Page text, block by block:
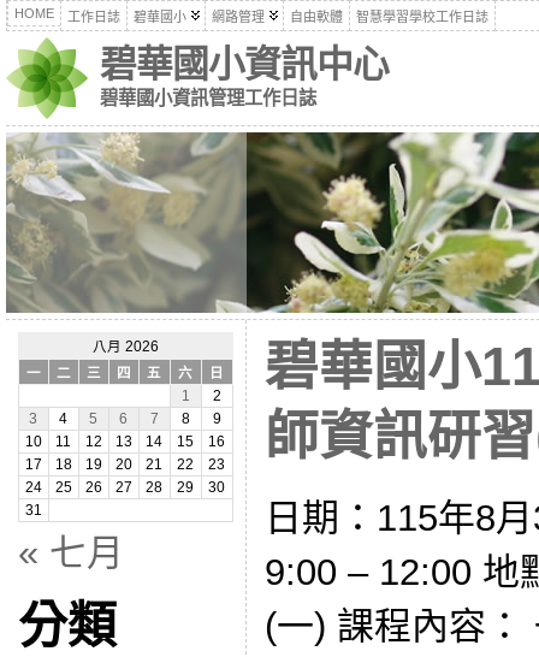
HOME 工作日誌 碧華國小 網路管理 自由軟體 智慧學習學校工作日誌
碧華國小資訊中心
碧華國小資訊管理工作日誌
八月 2026
一
二 三 四 五 六
日
1
2
3
4 5 6 7 8
9
10
11 12 13 14 15
16
17
18 19 20 21 22
23
24
25 26 27 28 29
30
31
« 七月
分類
碧華國小
師資訊研
日期：115年8
9:00 – 12:00 地
(一) 課程內容：